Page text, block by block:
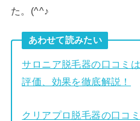
た。(^^♪
あわせて読みたい
サロニア脱毛器の口コミ
評価、効果を徹底解説！
クリアプロ脱毛器の口コ